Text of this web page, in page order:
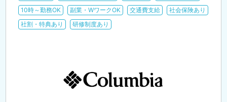
10時～勤務OK
副業・WワークOK 交通費支給
社会保険あり
社割・特典あり
研修制度あり